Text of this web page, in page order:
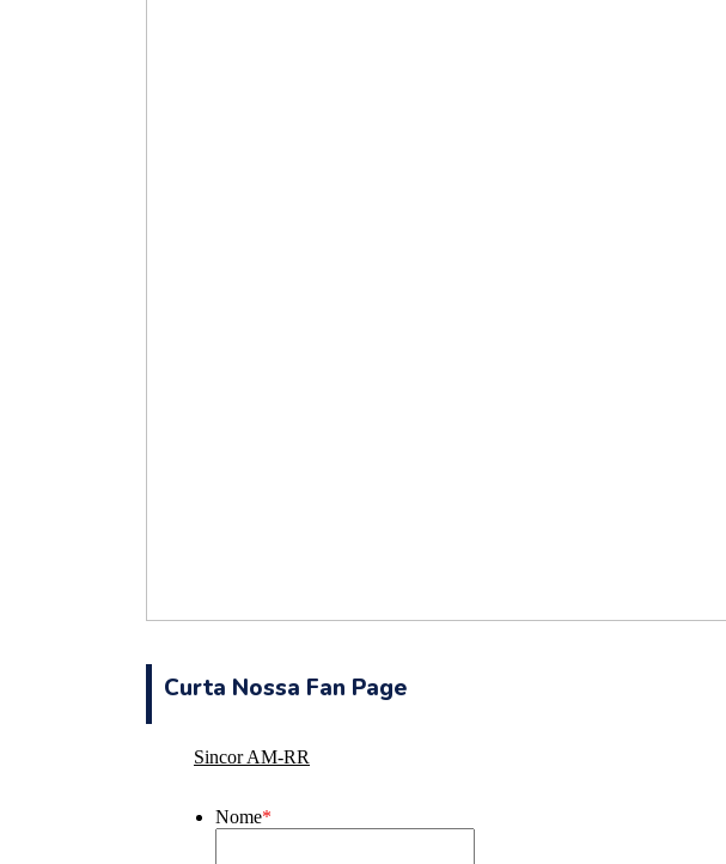
Curta Nossa Fan Page
Sincor AM-RR
Nome*